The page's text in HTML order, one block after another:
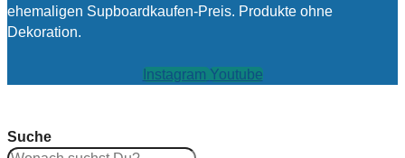
ehemaligen Supboardkaufen-Preis. Produkte ohne
Dekoration.
Instagram Youtube
Suche